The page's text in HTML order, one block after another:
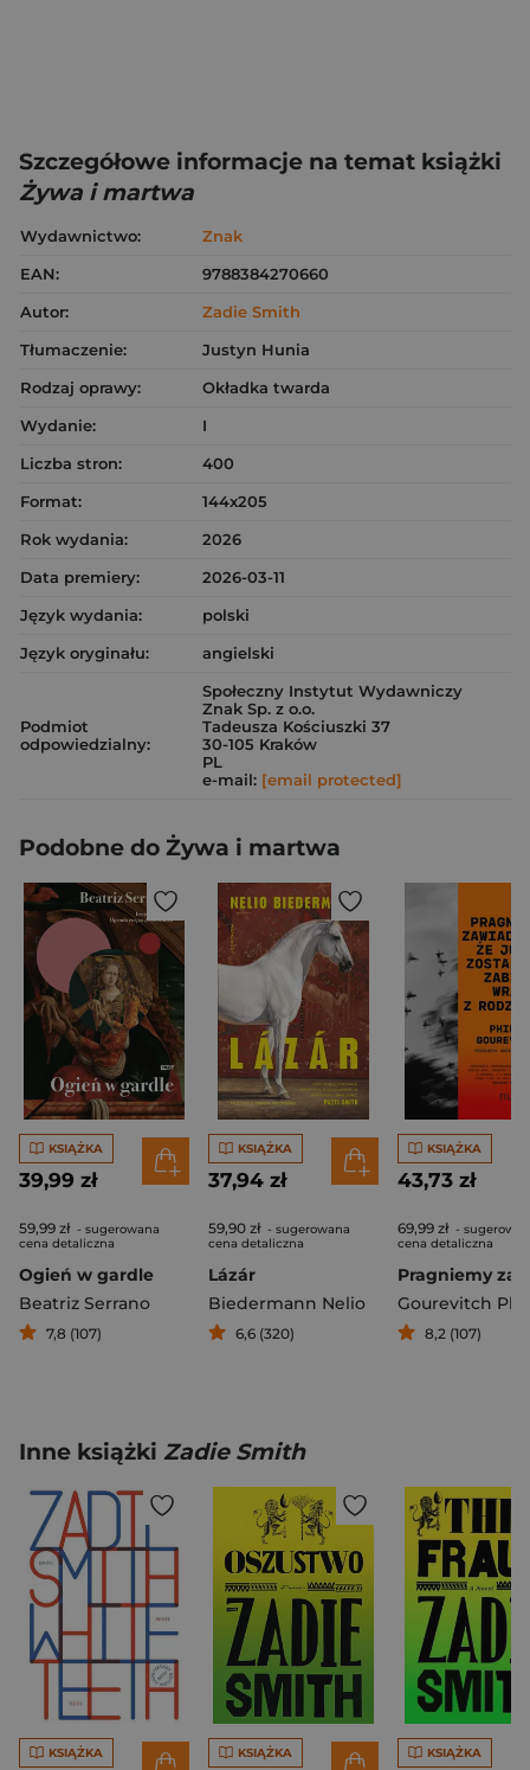
Szczegółowe informacje na temat książki
Żywa i martwa
Wydawnictwo:
Znak
EAN:
9788384270660
Autor:
Zadie Smith
Tłumaczenie:
Justyn Hunia
Rodzaj oprawy:
Okładka twarda
Wydanie:
I
Liczba stron:
400
Format:
144x205
Rok wydania:
2026
Data premiery:
2026-03-11
Język wydania:
polski
Język oryginału:
angielski
Podmiot
odpowiedzialny:
Społeczny Instytut Wydawniczy
Znak Sp. z o.o.
Tadeusza Kościuszki 37
30-105 Kraków
PL
e-mail: [email protected]
Podobne do Żywa i martwa
KSIĄŻKA
39,99 zł
59,99 zł - sugerowana
cena detaliczna
Ogień w gardle
Beatriz Serrano
7,8 (107)
KSIĄŻKA
37,94 zł
59,90 zł - sugerowana
cena detaliczna
Lázár
Biedermann Nelio
6,6 (320)
KSIĄŻKA
43,73 zł
69,99 zł -
cena detaliczna
Gourevitch
8,2 (107)
Inne książki Zadie Smith
KSIĄŻKA KSIĄŻKA KSIĄŻKA